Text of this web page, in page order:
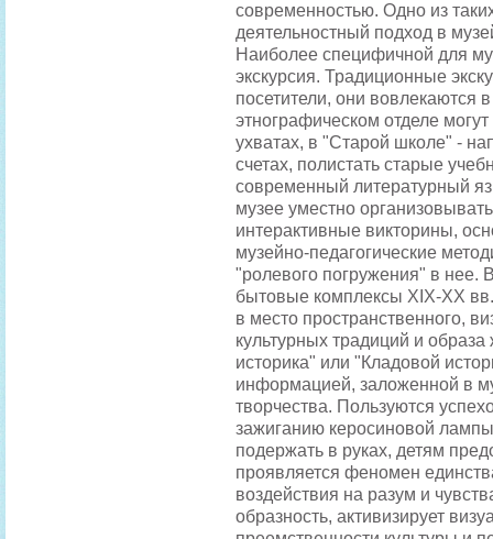
современностью. Одно из
деятельностный подход в
Наиболее специфичной для
экскурсия. Традиционные
посетители, они вовлекаются
этнографическом отделе
ухватах, в "Старой школе" -
счетах, полистать старые
современный литературный
музее уместно
интерактивные викторины,
музейно-педагогические
"ролевого погружения" в нее.
бытовые комплексы XIX-XX
в место пространственного,
культурных традиций и
историка" или "Кладовой
информацией, заложенной в
творчества. Пользуются
зажиганию керосиновой
подержать в руках, детям
проявляется феномен
воздействия на разум и
образность, активизирует